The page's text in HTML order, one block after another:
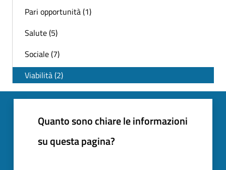
Pari opportunità (1)
Salute (5)
Sociale (7)
Viabilità (2)
Quanto sono chiare le informazioni
su questa pagina?